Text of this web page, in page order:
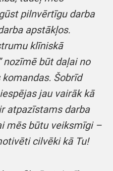
pilnvērtīgu darba
apstākļos.
klīniskā
nozīmē būt daļai no
Šobrīd
jau vairāk kā
atpazīstams darba
mēs būtu veiksmīgi –
cilvēki kā Tu!